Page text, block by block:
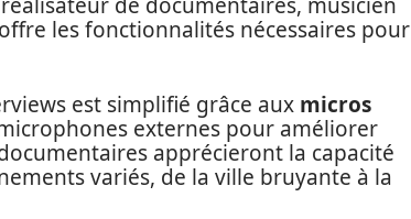
de documentaires, musicien
les fonctionnalités nécessaires pour
est simplifié grâce aux micros
externes pour améliorer
apprécieront la capacité
variés, de la ville bruyante à la